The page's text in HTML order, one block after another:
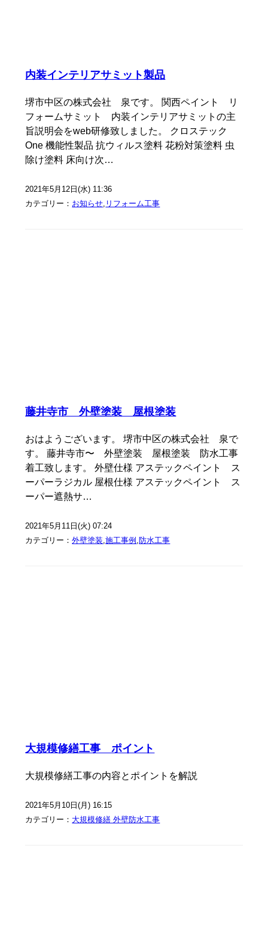
内装インテリアサミット製品
堺市中区の株式会社 泉です。 関西ペイント リ
フォームサミット 内装インテリアサミットの主
旨説明会をweb研修致しました。 クロステック
One 機能性製品 抗ウィルス塗料 花粉対策塗料 虫
除け塗料 床向け次…
2021年5月12日(水) 11:36
カテゴリー： お知らせ, リフォーム工事
藤井寺市 外壁塗装 屋根塗装
おはようございます。 堺市中区の株式会社 泉で
す。 藤井寺市〜 外壁塗装 屋根塗装 防水工事
着工致します。 外壁仕様 アステックペイント ス
ーパーラジカル 屋根仕様 アステックペイント ス
ーパー遮熱サ…
2021年5月11日(火) 07:24
カテゴリー：外壁塗装,施工事例 ,防水工事
大規模修繕工事 ポイント
大規模修繕工事の内容とポイントを解説
2021年5月10日(月) 16:15
カテゴリー： 大規模修繕 外壁防水工事